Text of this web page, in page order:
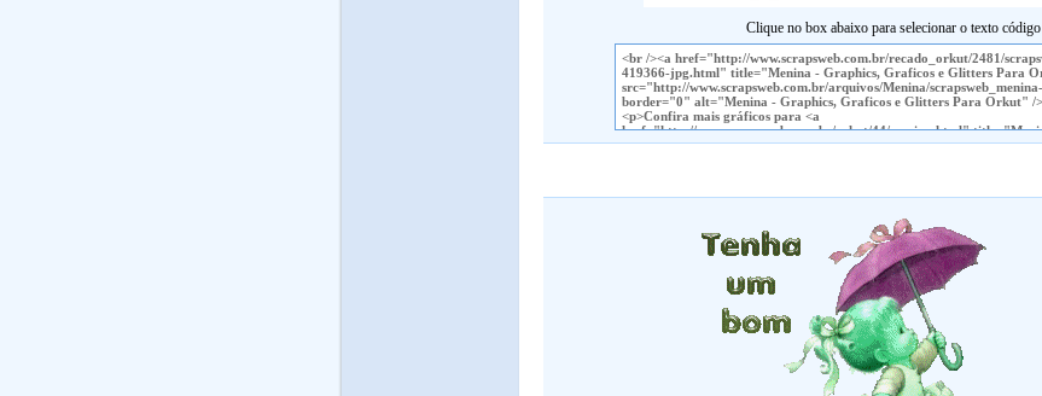
Clique no box abaixo para selecionar o texto código